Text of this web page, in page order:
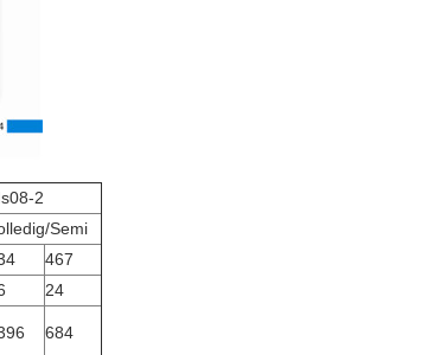
2
Semi
467
24
684